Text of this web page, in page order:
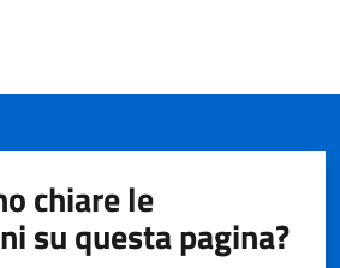
chiare le
su questa pagina?